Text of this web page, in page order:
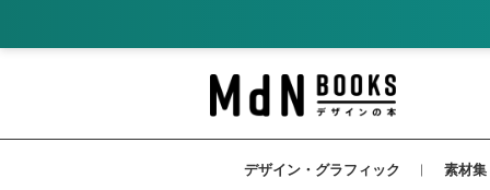
デザイン・グラフィック
素材集